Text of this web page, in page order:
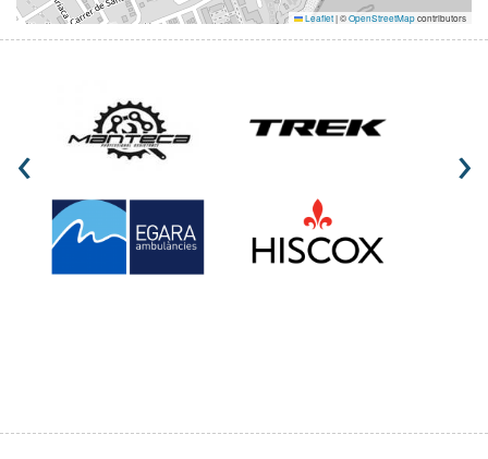
Leaflet|©OpenStreetMapcontributors
‹ ›